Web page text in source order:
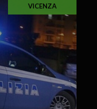
VICENZA